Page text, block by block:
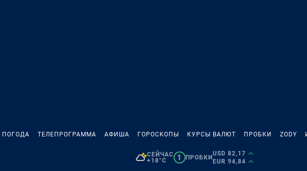
ПОГОДА ТЕЛЕПРОГРАММА АФИША ГОРОСКОПЫ КУРСЫ ВАЛЮТ ПРОБКИ ZODY
СЕЙЧАС
+18°C
1 ПРОБКИ
USD 82,17
EUR 94,84